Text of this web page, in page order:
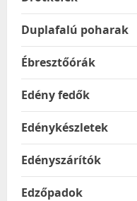
Duplafalú poharak
Ébresztőórák
Edény fedők
Edénykészletek
Edényszárítók
Edzőpadok